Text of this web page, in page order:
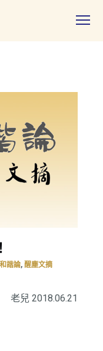
和諧論, 醒塵文摘
老兒 2018.06.21